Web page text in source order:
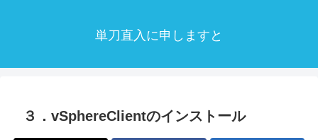
単刀直入に申しますと
３．vSphereClientのインストール